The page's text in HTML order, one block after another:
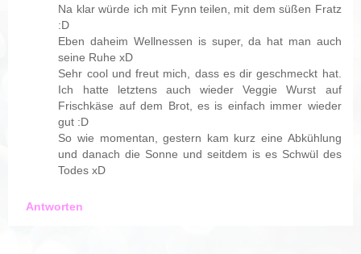
Na klar würde ich mit Fynn teilen, mit dem süßen Fratz
:D
Eben daheim Wellnessen is super, da hat man auch
seine Ruhe xD
Sehr cool und freut mich, dass es dir geschmeckt hat.
Ich hatte letztens auch wieder Veggie Wurst auf
Frischkäse auf dem Brot, es is einfach immer wieder
gut :D
So wie momentan, gestern kam kurz eine Abkühlung
und danach die Sonne und seitdem is es Schwül des
Todes xD
Antworten